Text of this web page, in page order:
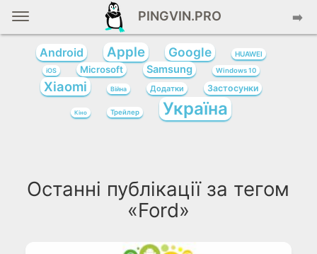
PINGVIN.PRO ➡️
Android Apple Google HUAWEI
iOS Microsoft Samsung Windows 10
Xiaomi Війна Додатки Застосунки
Кіно Трейлер Україна
Останні публікації за тегом
«Ford»